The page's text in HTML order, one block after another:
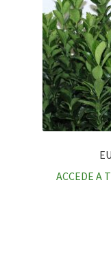
ACCEDE A